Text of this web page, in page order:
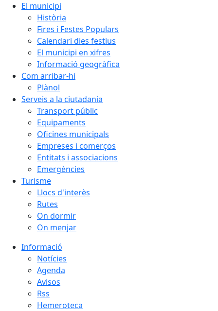
El municipi
Història
Fires i Festes Populars
Calendari dies festius
El municipi en xifres
Informació geogràfica
Com arribar-hi
Plànol
Serveis a la ciutadania
Transport públic
Equipaments
Oficines municipals
Empreses i comerços
Entitats i associacions
Emergències
Turisme
Llocs d'interès
Rutes
On dormir
On menjar
Informació
Notícies
Agenda
Avisos
Rss
Hemeroteca